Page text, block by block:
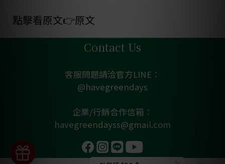
點擊看原文👉原文
Contact Us
客服問題請洽官方LINE：
@havegreendays
企業/行銷合作信箱：
havegreendayss@gmail.com